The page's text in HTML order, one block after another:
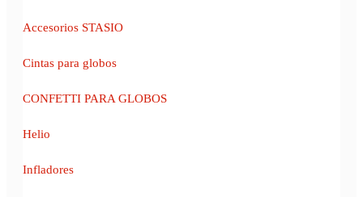
Accesorios STASIO
Cintas para globos
CONFETTI PARA GLOBOS
Helio
Infladores